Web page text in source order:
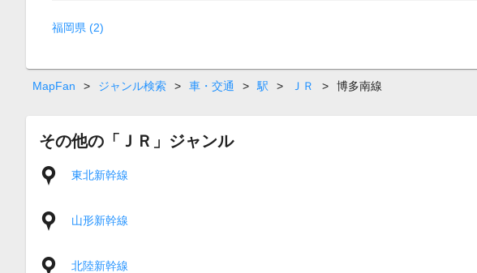
福岡県 (2)
MapFan > ジャンル検索 > 車・交通 > 駅 > ＪＲ > 博多南線
その他の「ＪＲ」ジャンル
東北新幹線
山形新幹線
北陸新幹線